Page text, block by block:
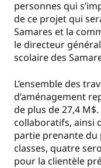
personnes qui
de ce projet qui
Samares et la
le directeur
scolaire des
L’ensemble des
d’aménagement
de plus de 27,4
collaboratifs, ainsi
partie prenante du
classes, quatre
pour la clientèle